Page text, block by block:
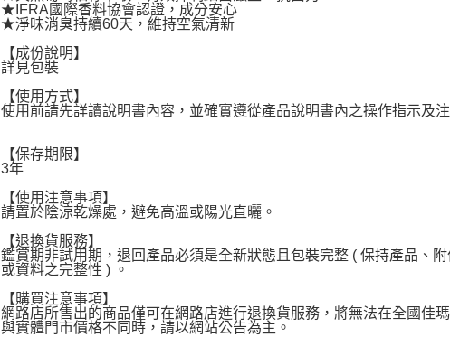
★IFRA國際香料協會認證，成分安心
★淨味消臭持續60天，維持空氣清新
【成份說明】
詳見包裝
【使用方式】
使用前請先詳讀說明書內容，並確實遵從產品說明書內之操作指示及注
【保存期限】
3年
【使用注意事項】
請置於陰涼乾燥處，避免高溫或陽光直曬。
【退換貨服務】
鑑賞期非試用期，退回產品必須是全新狀態且包裝完整 ( 保持產品、
或資料之完整性 ) 。
【購買注意事項】
網路店所售出的商品僅可在網路店進行退換貨服務，將無法在全國佳
與實體門市價格不同時，請以網站公告為主。